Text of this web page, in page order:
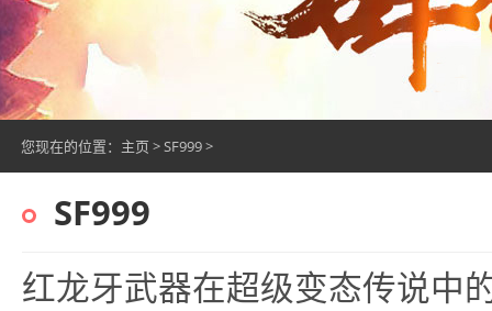
您现在的位置： 主页 >SF999>
SF999
红龙牙武器在超级变态传说中